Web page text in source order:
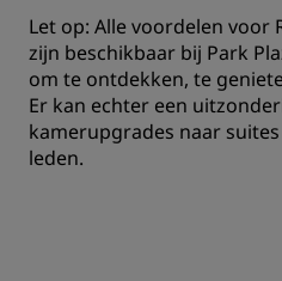
Let op: Alle voordelen voor
zijn beschikbaar bij Park
om te ontdekken, te
Er kan echter een
kamerupgrades naar
leden.